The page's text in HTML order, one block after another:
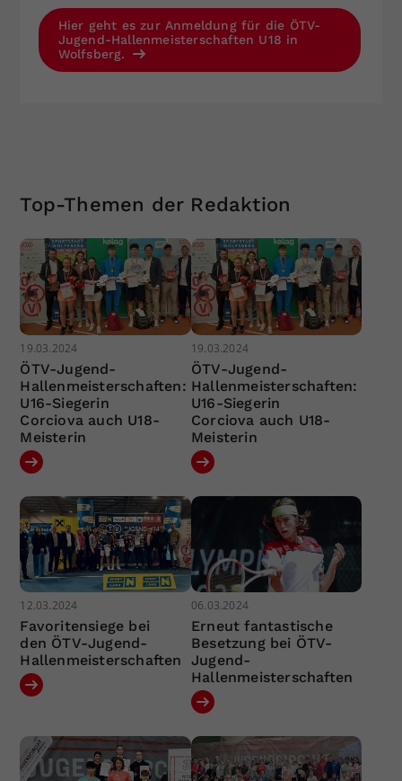
Hier geht es zur Anmeldung für die ÖTV-
Jugend-Hallenmeisterschaften U18 in
Wolfsberg.
Top-Themen der Redaktion
19.03.2024
ÖTV-Jugend-
Hallenmeisterschaften:
U16-Siegerin
Corciova auch U18-
Meisterin
19.03.2024
ÖTV-Jugend-
Hallenmeisterschaften:
U16-Siegerin
Corciova auch U18-
Meisterin
12.03.2024
Favoritensiege bei
den ÖTV-Jugend-
Hallenmeisterschaften
06.03.2024
Erneut fantastische
Besetzung bei ÖTV-
Jugend-
Hallenmeisterschaften